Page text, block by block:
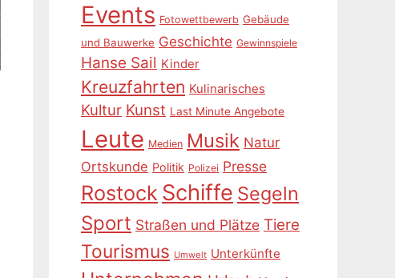
Events Fotowettbewerb Gebäude
und Bauwerke Geschichte Gewinnspiele
Hanse Sail Kinder
Kreuzfahrten Kulinarisches
Kultur Kunst Last Minute Angebote
Leute Medien Musik Natur
Ortskunde Politik Polizei Presse
Rostock Schiffe Segeln
Sport Straßen und Plätze Tiere
Tourismus Umwelt Unterkünfte